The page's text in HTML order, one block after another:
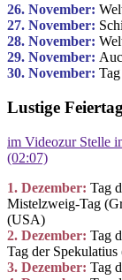
26. November:
27. November:
28. November:
29. November:
30. November:
Lustige
im Videozur Stelle
(02:07)
1. Dezember: Tag
Mistelzweig-Tag
(USA)
2. Dezember: Tag
Tag der
3. Dezember: Tag